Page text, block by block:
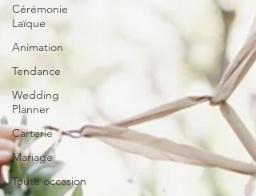
Cérémonie
Laïque
Animation
Tendance
Wedding
Planner
Carterie
Mariage
Toute occasion